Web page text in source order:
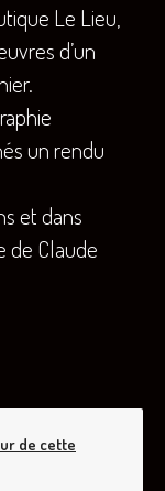
Le Lieu,
d’un
un rendu
et dans
de Claude
de cette